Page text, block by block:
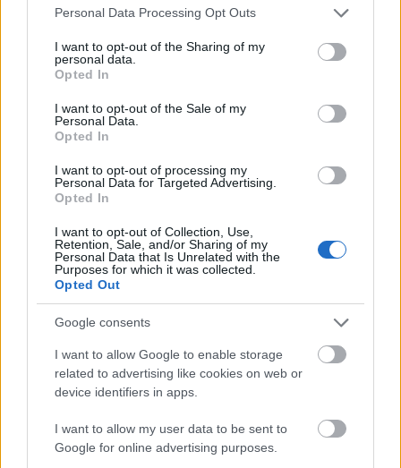
Please note that this website/app uses one or more Google
not limited to your visit or usage behaviour. You may click to
grant or deny consent to Google and its third-party tags to
use your data for below specified purposes in below Google
consent section.
Personal Data Processing Opt Outs
I want to opt-out of the Sharing of my
personal data.
Opted In
I want to opt-out of the Sale of my
Personal Data.
Opted In
I want to opt-out of processing my
Personal Data for Targeted Advertising.
Opted In
I want to opt-out of Collection, Use,
Retention, Sale, and/or Sharing of my
Personal Data that Is Unrelated with the
Purposes for which it was collected.
Opted Out
Google consents
I want to allow Google to enable storage
related to advertising like cookies on web or
device identifiers in apps.
I want to allow my user data to be sent to
Google for online advertising purposes.